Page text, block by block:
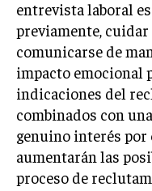
entrevista laboral
previamente,
comunicarse de
impacto emocional
indicaciones del
combinados con
genuino interés por
aumentarán las
proceso de